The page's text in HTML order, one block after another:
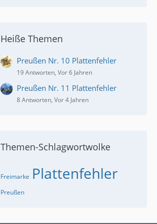
Heiße Themen
Preußen Nr. 10 Plattenfehler
19 Antworten, Vor 6 Jahren
Preußen Nr. 11 Plattenfehler
8 Antworten, Vor 4 Jahren
Themen-Schlagwortwolke
Freimarke Plattenfehler
Preußen